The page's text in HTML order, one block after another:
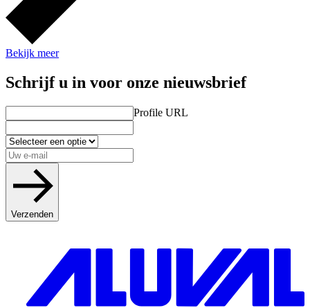
Bekijk meer
Schrijf u in voor onze nieuwsbrief
Profile URL
Verzenden